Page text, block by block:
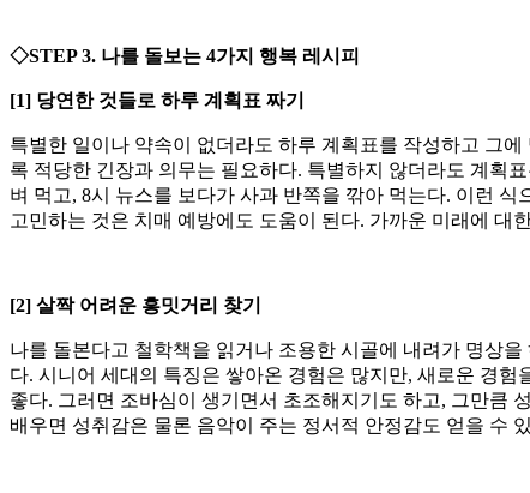
◇STEP 3. 나를 돌보는 4가지 행복 레시피
[1] 당연한 것들로 하루 계획표 짜기
특별한 일이나 약속이 없더라도 하루 계획표를 작성하고 그
록 적당한 긴장과 의무는 필요하다. 특별하지 않더라도 계획
벼 먹고, 8시 뉴스를 보다가 사과 반쪽을 깎아 먹는다. 이런
고민하는 것은 치매 예방에도 도움이 된다. 가까운 미래에 대
[2] 살짝 어려운 흥밋거리 찾기
나를 돌본다고 철학책을 읽거나 조용한 시골에 내려가 명상
다. 시니어 세대의 특징은 쌓아온 경험은 많지만, 새로운 경
좋다. 그러면 조바심이 생기면서 초조해지기도 하고, 그만큼
배우면 성취감은 물론 음악이 주는 정서적 안정감도 얻을 수